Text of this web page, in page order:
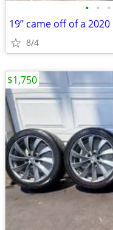
• • •
19” came off of a
8/4
$1,750